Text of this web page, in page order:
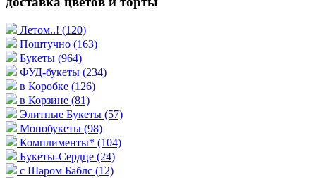
Летом..! (120)
Поштучно (163)
Букеты (964)
ФУД-букеты (234)
в Коробке (126)
в Корзине (81)
Элитные Букеты (57)
Монобукеты (98)
Комплименты* (104)
Букеты-Сердце (24)
с Шаром Баблс (12)